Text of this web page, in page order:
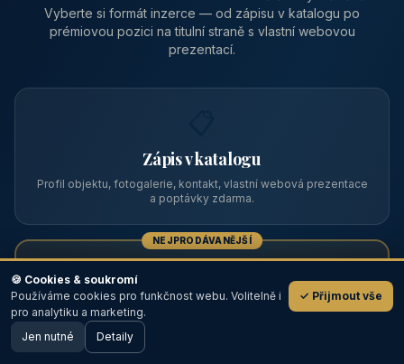
Vyberte si formát inzerce — od zápisu v katalogu po
prémiovou pozici na titulní straně s vlastní webovou
prezentací.
Zápis v katalogu
Profil objektu, fotogalerie, kontakt, vlastní webová prezentace
a poptávky zdarma.
NEJPRODÁVANĚJŠÍ
Prémiový partner
TOP pozice na titulce, přednost ve výpisech, zlatý odznak a
💬
🖥️ Desktop verze
🍪 Cookies & soukromí
Používáme cookies pro funkčnost webu. Volitelně i
pro analytiku a marketing.
✓ Přijmout vše
Jen nutné Detaily